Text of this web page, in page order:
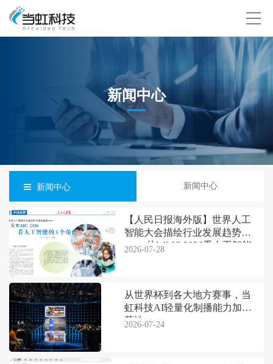
新闻中心
新闻中心 新闻中心
【人民日报海外版】世界人工
智能大会描绘行业发展趋势
—— 从WAIC 2026看人工智能
2026-07-28
从世界杯到各大地方赛事，当
虹科技AI轻量化制播能力加速
落地
2026-07-24